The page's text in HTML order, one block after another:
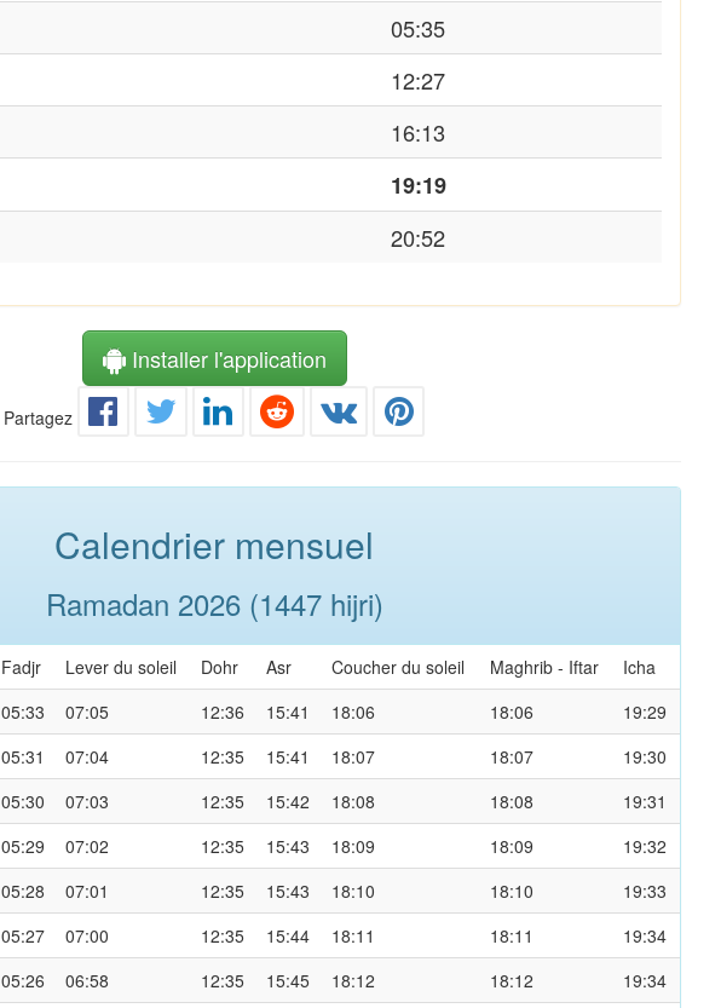
05:35
12:27
16:13
19:19
20:52
Installer l'application
Partagez
Calendrier mensuel
Ramadan 2026 (1447 hijri)
Fadjr Lever du soleil Dohr Asr Coucher du soleil Maghrib - Iftar
Icha
05:33 07:05 12:36 15:41 18:06 18:06
19:29
05:31 07:04 12:35 15:41 18:07 18:07
19:30
05:30 07:03 12:35 15:42 18:08 18:08
19:31
05:29 07:02 12:35 15:43 18:09 18:09
19:32
05:28 07:01 12:35 15:43 18:10 18:10
19:33
05:27 07:00 12:35 15:44 18:11 18:11
19:34
05:26 06:58 12:35 15:45 18:12 18:12
19:34